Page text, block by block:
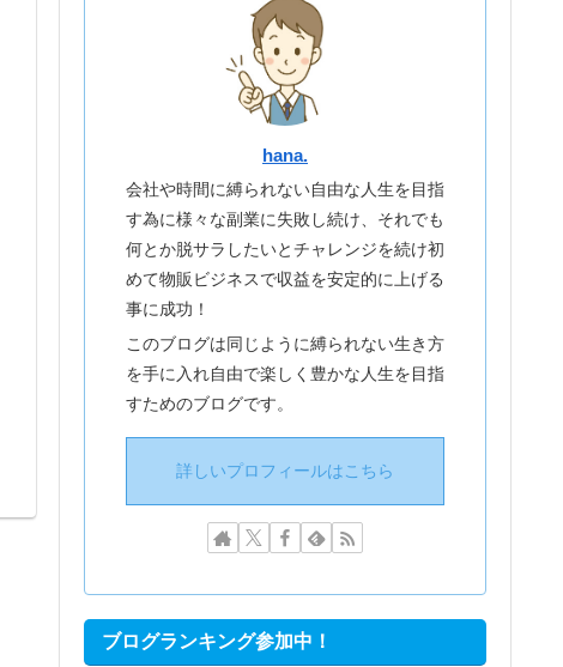
hana.
会社や時間に縛られない自由な人生を目指
す為に様々な副業に失敗し続け、それでも
何とか脱サラしたいとチャレンジを続け初
めて物販ビジネスで収益を安定的に上げる
事に成功！
このブログは同じように縛られない生き方
を手に入れ自由で楽しく豊かな人生を目指
すためのブログです。
詳しいプロフィールはこちら
ブログランキング参加中！